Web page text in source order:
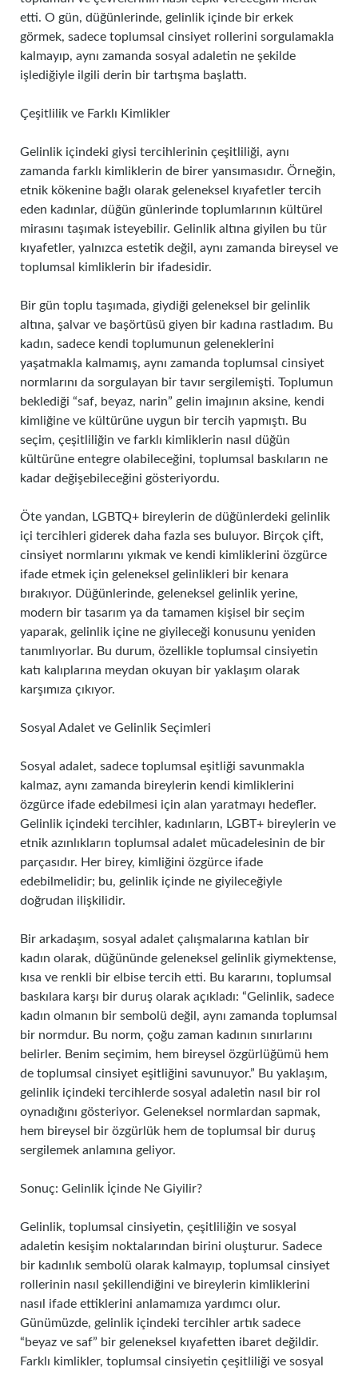
etti. O gün, düğünlerinde, gelinlik içinde bir erkek
görmek, sadece toplumsal cinsiyet rollerini sorgulamakla
kalmayıp, aynı zamanda sosyal adaletin ne şekilde
işlediğiyle ilgili derin bir tartışma başlattı.
Çeşitlilik ve Farklı Kimlikler
Gelinlik içindeki giysi tercihlerinin çeşitliliği, aynı
zamanda farklı kimliklerin de birer yansımasıdır. Örneğin,
etnik kökenine bağlı olarak geleneksel kıyafetler tercih
eden kadınlar, düğün günlerinde toplumlarının kültürel
mirasını taşımak isteyebilir. Gelinlik altına giyilen bu tür
kıyafetler, yalnızca estetik değil, aynı zamanda bireysel ve
toplumsal kimliklerin bir ifadesidir.
Bir gün toplu taşımada, giydiği geleneksel bir gelinlik
altına, şalvar ve başörtüsü giyen bir kadına rastladım. Bu
kadın, sadece kendi toplumunun geleneklerini
yaşatmakla kalmamış, aynı zamanda toplumsal cinsiyet
normlarını da sorgulayan bir tavır sergilemişti. Toplumun
beklediği “saf, beyaz, narin” gelin imajının aksine, kendi
kimliğine ve kültürüne uygun bir tercih yapmıştı. Bu
seçim, çeşitliliğin ve farklı kimliklerin nasıl düğün
kültürüne entegre olabileceğini, toplumsal baskıların ne
kadar değişebileceğini gösteriyordu.
Öte yandan, LGBTQ+ bireylerin de düğünlerdeki gelinlik
içi tercihleri giderek daha fazla ses buluyor. Birçok çift,
cinsiyet normlarını yıkmak ve kendi kimliklerini özgürce
ifade etmek için geleneksel gelinlikleri bir kenara
bırakıyor. Düğünlerinde, geleneksel gelinlik yerine,
modern bir tasarım ya da tamamen kişisel bir seçim
yaparak, gelinlik içine ne giyileceği konusunu yeniden
tanımlıyorlar. Bu durum, özellikle toplumsal cinsiyetin
katı kalıplarına meydan okuyan bir yaklaşım olarak
karşımıza çıkıyor.
Sosyal Adalet ve Gelinlik Seçimleri
Sosyal adalet, sadece toplumsal eşitliği savunmakla
kalmaz, aynı zamanda bireylerin kendi kimliklerini
özgürce ifade edebilmesi için alan yaratmayı hedefler.
Gelinlik içindeki tercihler, kadınların, LGBT+ bireylerin ve
etnik azınlıkların toplumsal adalet mücadelesinin de bir
parçasıdır. Her birey, kimliğini özgürce ifade
edebilmelidir; bu, gelinlik içinde ne giyileceğiyle
doğrudan ilişkilidir.
Bir arkadaşım, sosyal adalet çalışmalarına katılan bir
kadın olarak, düğününde geleneksel gelinlik giymektense,
kısa ve renkli bir elbise tercih etti. Bu kararını, toplumsal
baskılara karşı bir duruş olarak açıkladı: “Gelinlik, sadece
kadın olmanın bir sembolü değil, aynı zamanda toplumsal
bir normdur. Bu norm, çoğu zaman kadının sınırlarını
belirler. Benim seçimim, hem bireysel özgürlüğümü hem
de toplumsal cinsiyet eşitliğini savunuyor.” Bu yaklaşım,
gelinlik içindeki tercihlerde sosyal adaletin nasıl bir rol
oynadığını gösteriyor. Geleneksel normlardan sapmak,
hem bireysel bir özgürlük hem de toplumsal bir duruş
sergilemek anlamına geliyor.
Sonuç: Gelinlik İçinde Ne Giyilir?
Gelinlik, toplumsal cinsiyetin, çeşitliliğin ve sosyal
adaletin kesişim noktalarından birini oluşturur. Sadece
bir kadınlık sembolü olarak kalmayıp, toplumsal cinsiyet
rollerinin nasıl şekillendiğini ve bireylerin kimliklerini
nasıl ifade ettiklerini anlamamıza yardımcı olur.
Günümüzde, gelinlik içindeki tercihler artık sadece
“beyaz ve saf” bir geleneksel kıyafetten ibaret değildir.
Farklı kimlikler, toplumsal cinsiyetin çeşitliliği ve sosyal